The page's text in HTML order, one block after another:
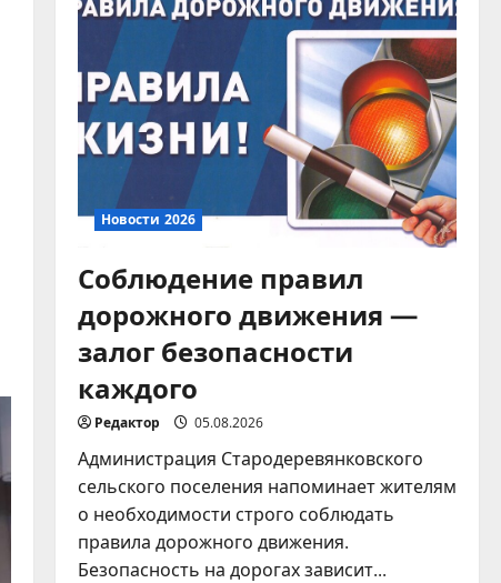
5
коммунальной
инфраструктуры
03.08.2026
Новости 2026
Соблюдение правил
дорожного движения —
залог безопасности
каждого
Редактор 05.08.2026
Администрация Стародеревянковского
сельского поселения напоминает жителям
о необходимости строго соблюдать
правила дорожного движения.
Безопасность на дорогах зависит...